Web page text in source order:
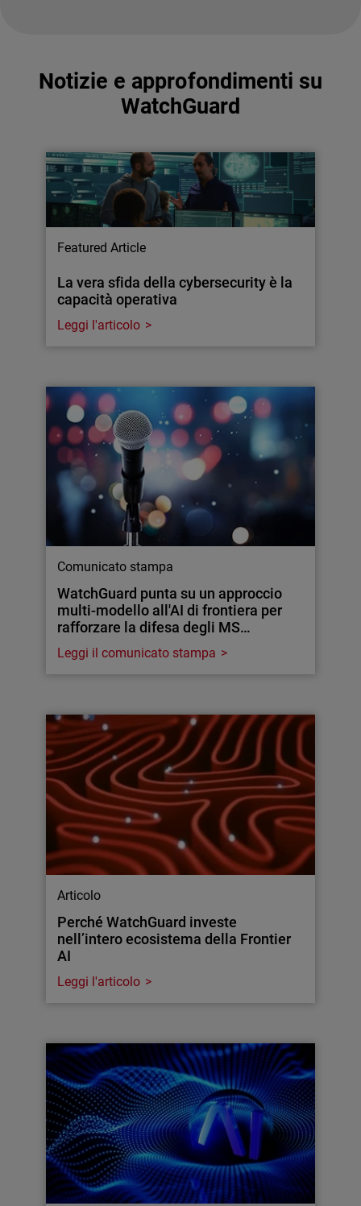
Notizie e approfondimenti su
WatchGuard
Featured Article
La vera sfida della cybersecurity è la
capacità operativa
Leggi l'articolo
Comunicato stampa
WatchGuard punta su un approccio
multi-modello all'AI di frontiera per
rafforzare la difesa degli MS…
Leggi il comunicato stampa
Articolo
Perché WatchGuard investe
nell’intero ecosistema della Frontier
AI
Leggi l'articolo